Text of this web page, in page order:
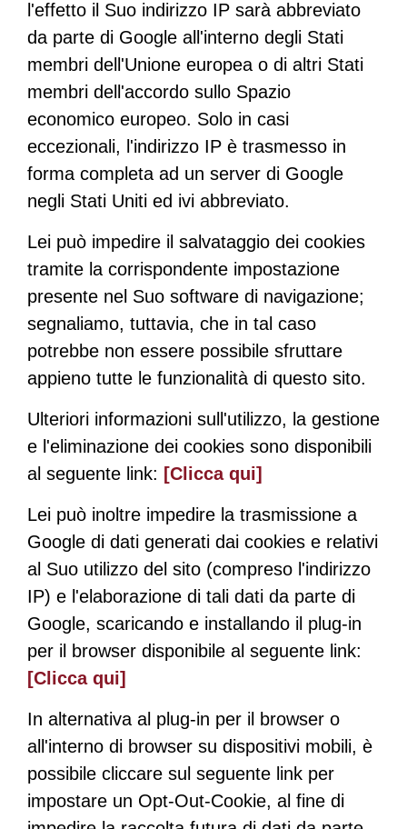
l'effetto il Suo indirizzo IP sarà abbreviato
da parte di Google all'interno degli Stati
membri dell'Unione europea o di altri Stati
membri dell'accordo sullo Spazio
economico europeo. Solo in casi
eccezionali, l'indirizzo IP è trasmesso in
forma completa ad un server di Google
negli Stati Uniti ed ivi abbreviato.
Lei può impedire il salvataggio dei cookies
tramite la corrispondente impostazione
presente nel Suo software di navigazione;
segnaliamo, tuttavia, che in tal caso
potrebbe non essere possibile sfruttare
appieno tutte le funzionalità di questo sito.
Ulteriori informazioni sull'utilizzo, la gestione
e l'eliminazione dei cookies sono disponibili
al seguente link: [Clicca qui]
Lei può inoltre impedire la trasmissione a
Google di dati generati dai cookies e relativi
al Suo utilizzo del sito (compreso l'indirizzo
IP) e l'elaborazione di tali dati da parte di
Google, scaricando e installando il plug-in
per il browser disponibile al seguente link:
[Clicca qui]
In alternativa al plug-in per il browser o
all'interno di browser su dispositivi mobili, è
possibile cliccare sul seguente link per
impostare un Opt-Out-Cookie, al fine di